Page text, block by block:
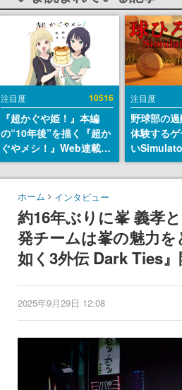
注目度 10516
『超かぐや姫！』本編
の“10年後”を描く『超か
ぐやメシ！』Web連載決
定。新たなWebマンガレ
ーベル「ビビビコミッ
ク」にて特別話が掲載ス
タート、あのお話には…
まだ続きがある！
注目度
野球部の
体験する
い
のウィッ
とにチェ
ダム・カ
ェコのプ
称賛の声
ホーム インタビュー
約16年ぶりに峯 義孝
発チームは峯の魅力
如く3外伝 Dark Ties
2025年9月29日 12:08